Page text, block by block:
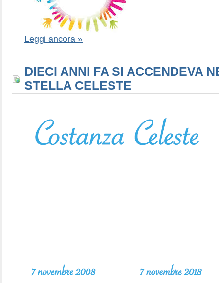
Leggi ancora »
DIECI ANNI FA SI ACCENDEVA
STELLA CELESTE